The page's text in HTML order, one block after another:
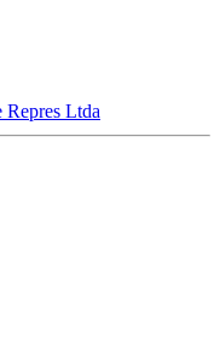
Repres Ltda